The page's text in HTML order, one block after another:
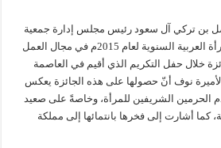
بن تركي آل سعود رئيس مجلس إدارة جمعية
الغد للشباب، على جائزة المرأة العربية السنوية لعام 2015م في مجال العمل
خلال حفل التكريم الذي أقيم في العاصمة
الأميرة نوف أنّ حصولها على هذه الجائزة يعكس
الحرمين الشريفين للمرأة، وخاصةً على صعيد
كما أشارت إلى فخرها بانتمائها إلى مملكة